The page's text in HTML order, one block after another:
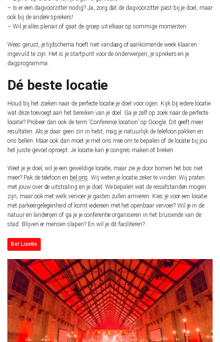
– Is er een dagvoorzitter nodig? Ja, zorg dat de dagvoorzitter past bij je doel, maar
ook bij de andere sprekers!
– Wil je alles plenair of gaat de groep uit elkaar op sommige momenten.
Wees gerust, je tijdschema hoeft niet vandaag of aankomende week klaar en
ingevuld te zijn. Het is je startpunt voor de onderwerpen, je sprekers en je
dagprogramma.
Dé beste locatie
Houd bij het zoeken naar de perfecte locatie je doel voor ogen. Kijk bij iedere locatie
wat deze toevoegt aan het bereiken van je doel. Ga je zelf op zoek naar de perfecte
locatie? Probeer dan ook de term ‘Conference location’ op Google. Dit geeft meer
resultaten. Als je daar geen zin in hebt, mag je natuurlijk de telefoon pakken en
ons bellen. Maar ook dan moet je met ons mee om te bepalen of de locatie bij jou
het juiste gevoel oproept. Je locatie kan je congres maken of breken.
Weet je je doel, wil je een geweldige locatie, maar zie je door bomen het bos niet
meer? Pak de telefoon en bel ons. Wij weten je locatie zeker te vinden. Wij praten
met jouw over de uitstraling en je doel. We bepalen wat de reisafstanden mogen
zijn, maar ook met welk vervoer je gasten zullen arriveren. Kies je voor een locatie
met parkeergelegenheid of komt iedereen met het openbaar vervoer? Wil je in de
natuur en landerijen of ga je je conferentie organiseren in het bruisende van de
stad. Blijven er mensen slapen? En wil je dit faciliteren?
Bel Lisette